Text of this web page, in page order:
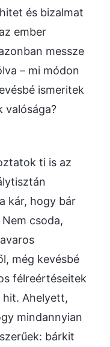
és bizalmat
ember
messze
– mi módon
ismeritek
valósága?
ti is az
kár, hogy bár
csoda,
még kevésbé
félreértéseitek
hit. Ahelyett,
mindannyian
bárkit